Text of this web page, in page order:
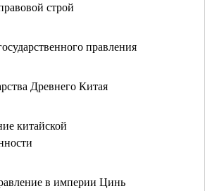
строй
правления
Древнего Китая
китайской
в империи Цинь